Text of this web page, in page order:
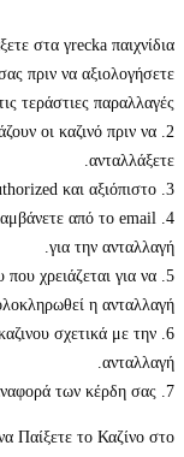
ανταλλάξετε στα γrecka
σας πριν να
τις τεράστιες
που σχεδιάζουν οι
που λαμβάνετε από
για την
του χρόνου που
ολοκληρωθεί η
του καζινου
και να Παίξετε το